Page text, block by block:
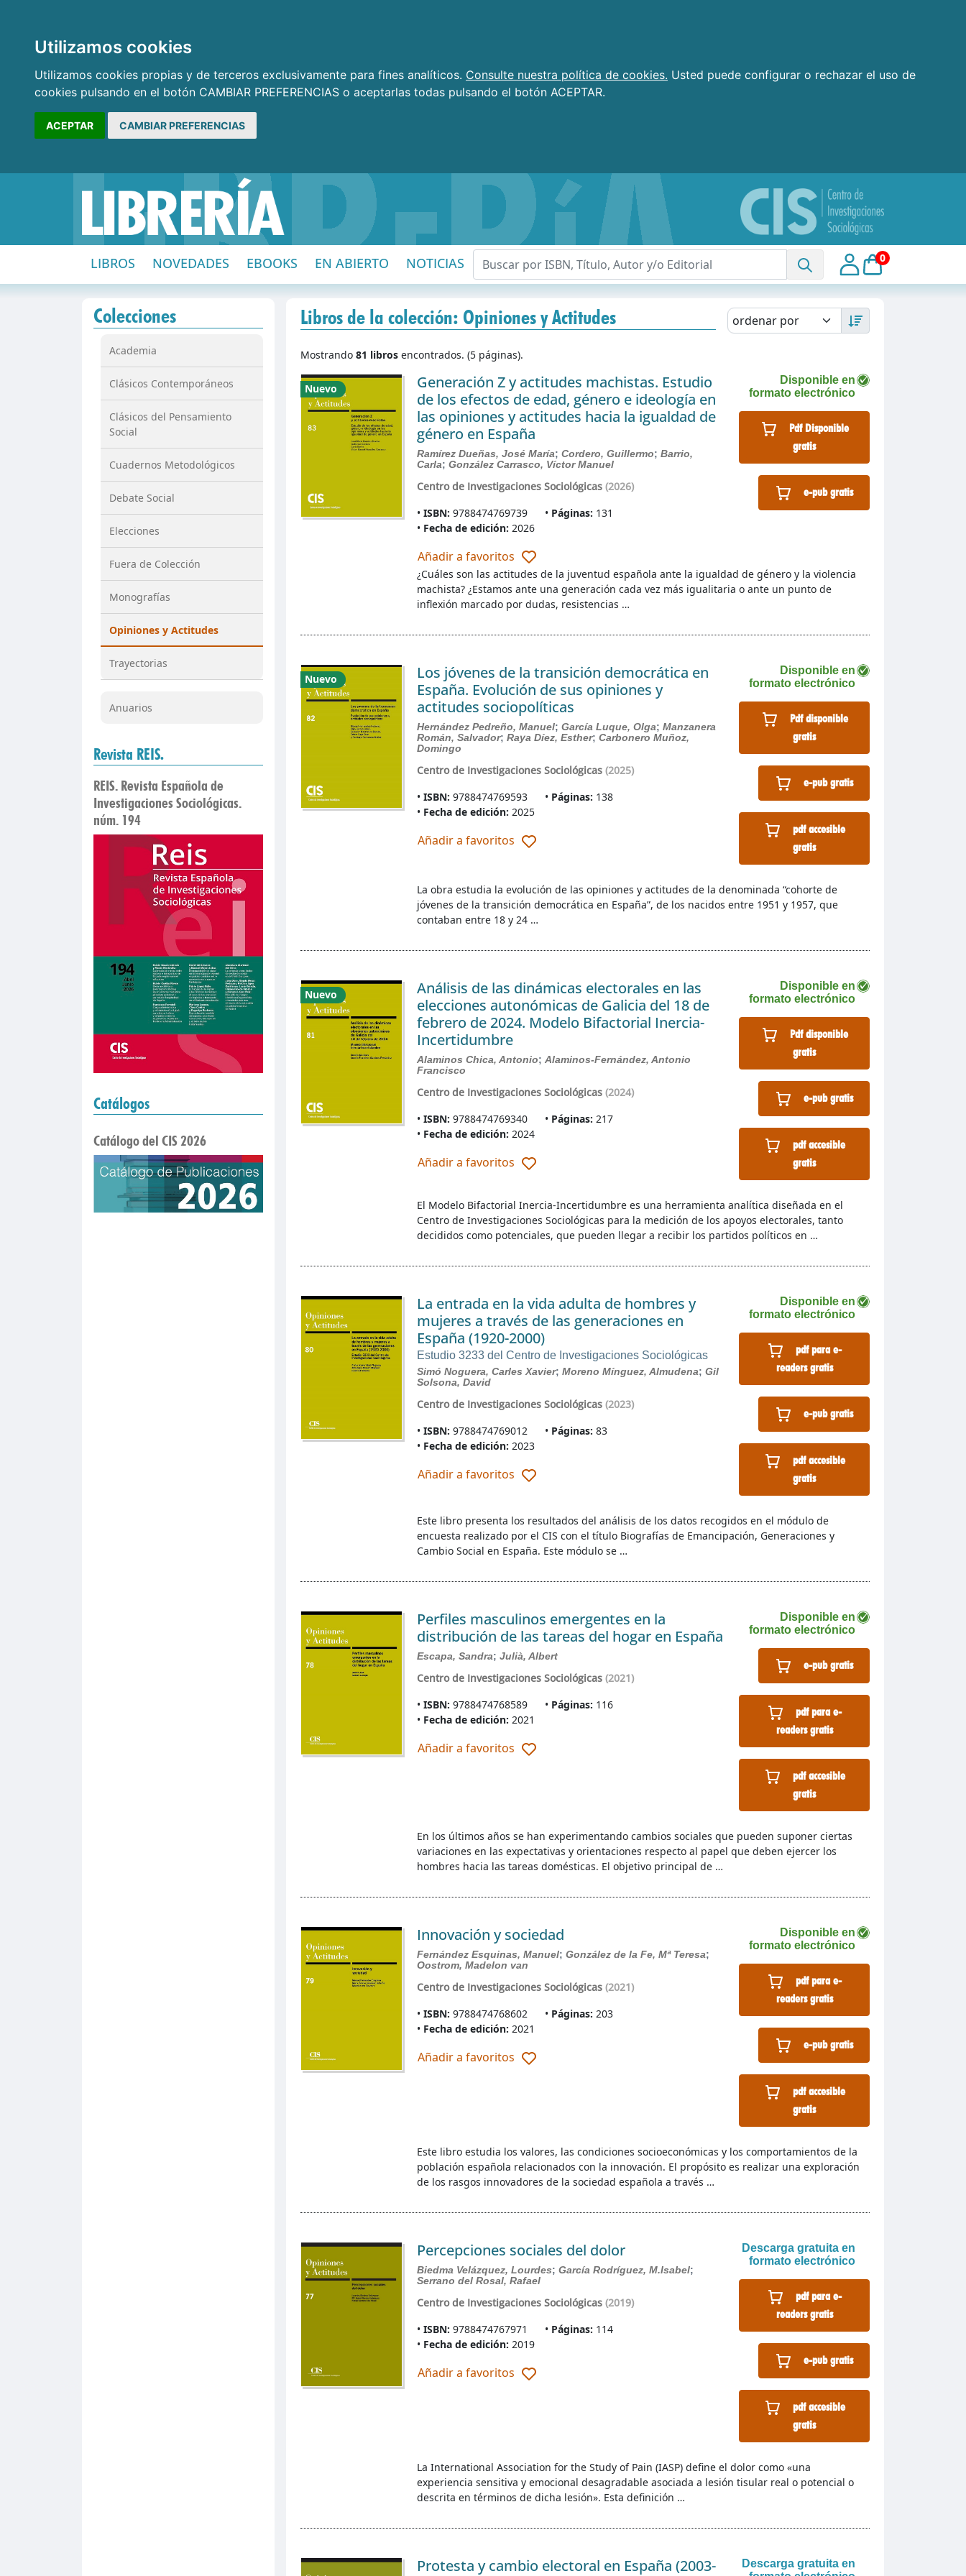
Utilizamos cookies
Utilizamos cookies propias y de terceros exclusivamente para fines analíticos. Consulte nuestra política de cookies. Usted puede configurar o rechazar el uso de
cookies pulsando en el botón CAMBIAR PREFERENCIAS o aceptarlas todas pulsando el botón ACEPTAR.
ACEPTAR CAMBIAR PREFERENCIAS
LIBROS NOVEDADES EBOOKS EN ABIERTO NOTICIAS 0
Colecciones
Academia
Clásicos Contemporáneos
Clásicos del Pensamiento
Social
Cuadernos Metodológicos
Debate Social
Elecciones
Fuera de Colección
Monografías
Opiniones y Actitudes
Trayectorias
Anuarios
Revista REIS.
REIS. Revista Española de
Investigaciones Sociológicas.
núm. 194
Catálogos
Catálogo del CIS 2026
Libros de la colección: Opiniones y Actitudes
Mostrando 81 librosencontrados. (5 páginas).
Nuevo
Generación Z y actitudes machistas. Estudio
de los efectos de edad, género e ideología en
las opiniones y actitudes hacia la igualdad de
género en España
Ramírez Dueñas, José María;Cordero, Guillermo;Barrio,
Carla;González Carrasco, Víctor Manuel
Centro de Investigaciones Sociológicas (2026)
ISBN: 9788474769739 Páginas: 131
Fecha de edición: 2026
Añadir a favoritos
Disponible en
formato electrónico
Pdf Disponible
gratis
e-pub gratis
¿Cuáles son las actitudes de la juventud española ante la igualdad de género y la violencia
machista? ¿Estamos ante una generación cada vez más igualitaria o ante un punto de
inflexión marcado por dudas, resistencias …
Nuevo
Los jóvenes de la transición democrática en
España. Evolución de sus opiniones y
actitudes sociopolíticas
Hernández Pedreño, Manuel;García Luque, Olga;Manzanera
Román, Salvador;Raya Díez, Esther;Carbonero Muñoz,
Domingo
Centro de Investigaciones Sociológicas (2025)
ISBN: 9788474769593 Páginas: 138
Fecha de edición: 2025
Añadir a favoritos
Disponible en
formato electrónico
Pdf disponible
gratis
e-pub gratis
pdf accesible
gratis
La obra estudia la evolución de las opiniones y actitudes de la denominada “cohorte de
jóvenes de la transición democrática en España”, de los nacidos entre 1951 y 1957, que
contaban entre 18 y 24 …
Nuevo
Análisis de las dinámicas electorales en las
elecciones autonómicas de Galicia del 18 de
febrero de 2024. Modelo Bifactorial Inercia-
Incertidumbre
Alaminos Chica, Antonio;Alaminos-Fernández, Antonio
Francisco
Centro de Investigaciones Sociológicas (2024)
ISBN: 9788474769340 Páginas: 217
Fecha de edición: 2024
Añadir a favoritos
Disponible en
formato electrónico
Pdf disponible
gratis
e-pub gratis
pdf accesible
gratis
El Modelo Bifactorial Inercia-Incertidumbre es una herramienta analítica diseñada en el
Centro de Investigaciones Sociológicas para la medición de los apoyos electorales, tanto
decididos como potenciales, que pueden llegar a recibir los partidos políticos en …
La entrada en la vida adulta de hombres y
mujeres a través de las generaciones en
España (1920-2000)
Estudio 3233 del Centro de Investigaciones Sociológicas
Simó Noguera, Carles Xavier;Moreno Mínguez, Almudena;Gil
Solsona, David
Centro de Investigaciones Sociológicas (2023)
ISBN: 9788474769012 Páginas: 83
Fecha de edición: 2023
Añadir a favoritos
Disponible en
formato electrónico
pdf para e-
readers gratis
e-pub gratis
pdf accesible
gratis
Este libro presenta los resultados del análisis de los datos recogidos en el módulo de
encuesta realizado por el CIS con el título Biografías de Emancipación, Generaciones y
Cambio Social en España. Este módulo se …
Perfiles masculinos emergentes en la
distribución de las tareas del hogar en España
Escapa, Sandra;Julià, Albert
Centro de Investigaciones Sociológicas (2021)
ISBN: 9788474768589 Páginas: 116
Fecha de edición: 2021
Añadir a favoritos
Disponible en
formato electrónico
e-pub gratis
pdf para e-
readers gratis
pdf accesible
gratis
En los últimos años se han experimentando cambios sociales que pueden suponer ciertas
variaciones en las expectativas y orientaciones respecto al papel que deben ejercer los
hombres hacia las tareas domésticas. El objetivo principal de …
Innovación y sociedad
Fernández Esquinas, Manuel;González de la Fe, Mª Teresa;
Oostrom, Madelon van
Centro de Investigaciones Sociológicas (2021)
ISBN: 9788474768602 Páginas: 203
Fecha de edición: 2021
Añadir a favoritos
Disponible en
formato electrónico
pdf para e-
readers gratis
e-pub gratis
pdf accesible
gratis
Este libro estudia los valores, las condiciones socioeconómicas y los comportamientos de la
población española relacionados con la innovación. El propósito es realizar una exploración
de los rasgos innovadores de la sociedad española a través …
Percepciones sociales del dolor
Biedma Velázquez, Lourdes;García Rodríguez, M.Isabel;
Serrano del Rosal, Rafael
Centro de Investigaciones Sociológicas (2019)
ISBN: 9788474767971 Páginas: 114
Fecha de edición: 2019
Añadir a favoritos
Descarga gratuita en
formato electrónico
pdf para e-
readers gratis
e-pub gratis
pdf accesible
gratis
La International Association for the Study of Pain (IASP) define el dolor como «una
experiencia sensitiva y emocional desagradable asociada a lesión tisular real o potencial o
descrita en términos de dicha lesión». Esta definición …
Protesta y cambio electoral en España (2003-
Descarga gratuita en